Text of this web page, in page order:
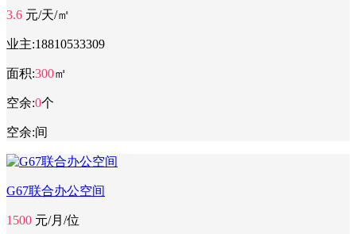
3.6 元/天/㎡
业主:18810533309
面积:300㎡
空余:0个
空余:间
G67联合办公空间
1500 元/月/位